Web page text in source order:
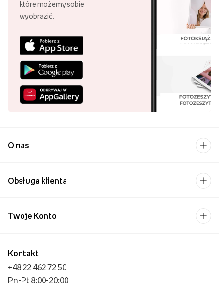
które możemy sobie
wyobrazić.
O nas
Obsługa klienta
Kontakt
+48 22 462 72 50
Pn-Pt 8:00-20:00
Twoje Konto